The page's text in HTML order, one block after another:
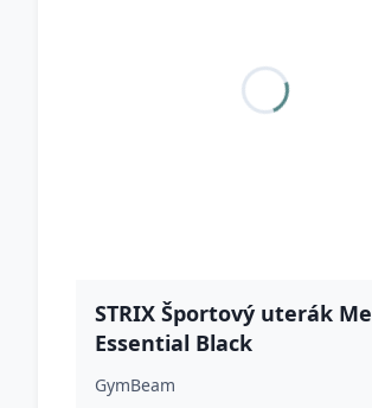
STRIX Športový uterák
Essential Black
GymBeam